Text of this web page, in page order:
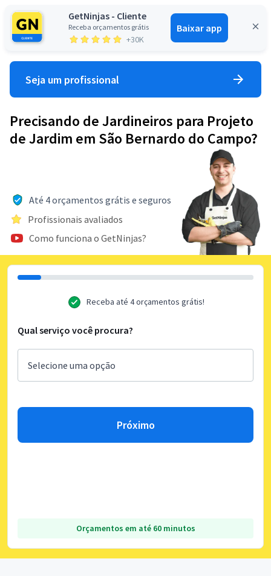
GetNinjas - Cliente
Receba orçamentos grátis
+30K
Baixar app
Entrar
Seja um profissional
Precisando de Jardineiros para Projeto
de Jardim em São Bernardo do Campo?
Até 4 orçamentos grátis e seguros
Profissionais avaliados
Como funciona o GetNinjas?
Receba até 4 orçamentos grátis!
Qual serviço você procura?
Próximo
Orçamentos em até 60 minutos